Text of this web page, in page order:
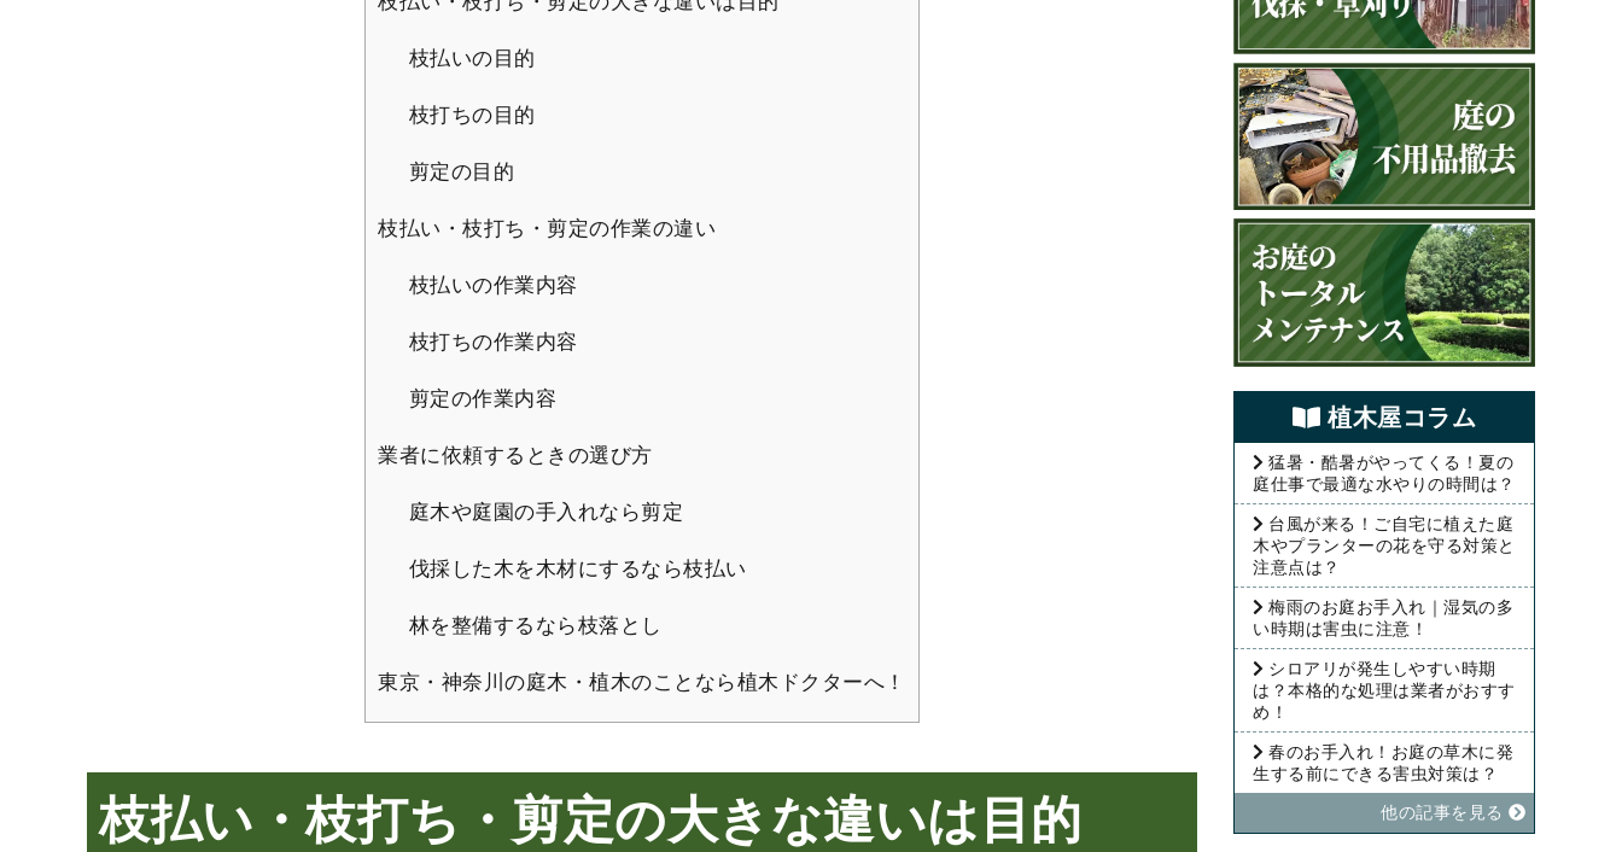
枝払いの目的
枝打ちの目的
剪定の目的
枝払い・枝打ち・剪定の作業の違い
枝払いの作業内容
枝打ちの作業内容
剪定の作業内容
業者に依頼するときの選び方
庭木や庭園の手入れなら剪定
伐採した木を木材にするなら枝払い
林を整備するなら枝落とし
東京・神奈川の庭木・植木のことなら植木ドクターへ！
枝払い・枝打ち・剪定の大きな違いは目的
植⽊屋コラム
猛暑・酷暑がやってくる！夏の
庭仕事で最適な水やりの時間は？
台風が来る！ご自宅に植えた庭
木やプランターの花を守る対策と
注意点は？
梅雨のお庭お手入れ｜湿気の多
い時期は害虫に注意！
シロアリが発生しやすい時期
は？本格的な処理は業者がおすす
め！
春のお手入れ！お庭の草木に発
生する前にできる害虫対策は？
他の記事を⾒る